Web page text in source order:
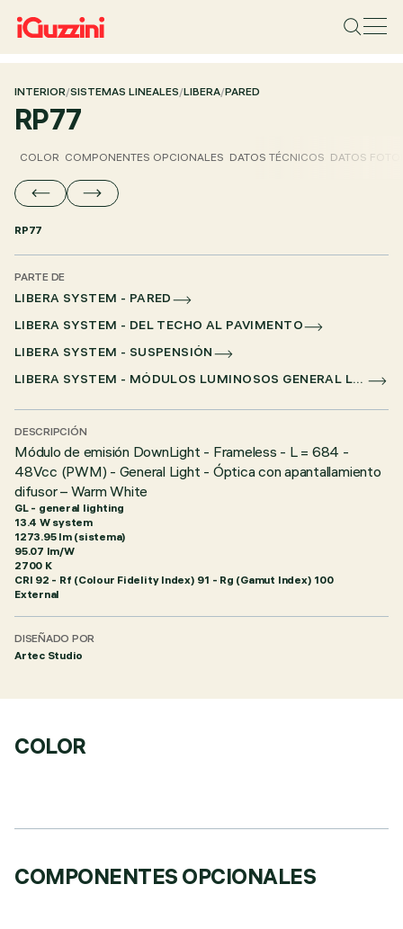
INTERIOR/SISTEMAS LINEALES/LIBERA/PARED
RP77
COLOR COMPONENTES OPCIONALES DATOS TÉCNICOS DATOS
RP77
PARTE DE
LIBERA SYSTEM - PARED
LIBERA SYSTEM - DEL TECHO AL PAVIMENTO
LIBERA SYSTEM - SUSPENSIÓN
LIBERA SYSTEM - MÓDULOS LUMINOSOS GENERAL LIGHTING
DESCRIPCIÓN
Módulo de emisión DownLight - Frameless - L = 684 -
48Vcc (PWM) - General Light - Óptica con apantallamiento
difusor – Warm White
GL - general lighting
13.4 W system
1273.95 lm (sistema)
95.07 lm/W
2700 K
CRI 92 - Rf (Colour Fidelity Index) 91 - Rg (Gamut Index) 100
External
DISEÑADO POR
Artec Studio
COLOR
COMPONENTES OPCIONALES